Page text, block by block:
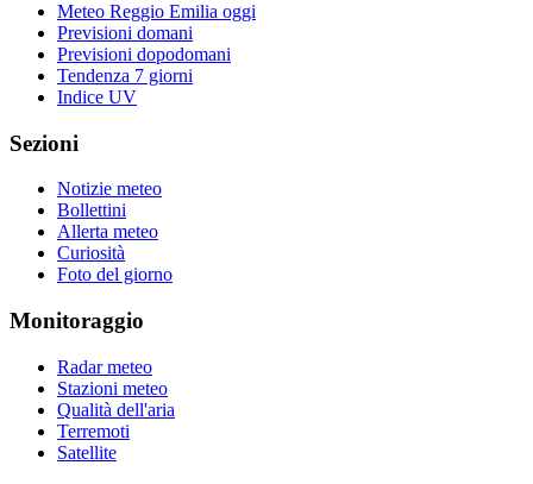
Meteo Reggio Emilia oggi
Previsioni domani
Previsioni dopodomani
Tendenza 7 giorni
Indice UV
Sezioni
Notizie meteo
Bollettini
Allerta meteo
Curiosità
Foto del giorno
Monitoraggio
Radar meteo
Stazioni meteo
Qualità dell'aria
Terremoti
Satellite